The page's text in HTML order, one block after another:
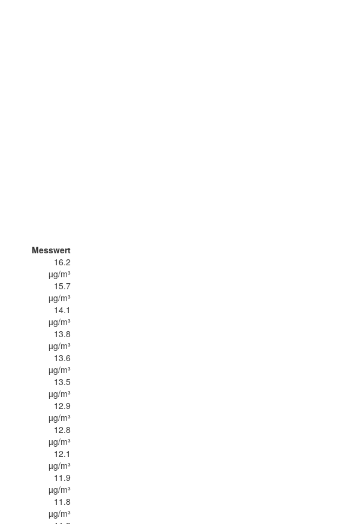
Messwert
16.2
µg/m³
15.7
µg/m³
14.1
µg/m³
13.8
µg/m³
13.6
µg/m³
13.5
µg/m³
12.9
µg/m³
12.8
µg/m³
12.1
µg/m³
11.9
µg/m³
11.8
µg/m³